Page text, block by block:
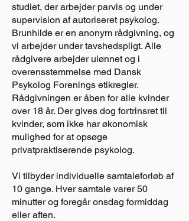
studiet, der arbejder parvis og under
supervision af autoriseret psykolog.
Brunhilde er en anonym rådgivning, og
vi arbejder under tavshedspligt. Alle
rådgivere arbejder ulønnet og i
overensstemmelse med Dansk
Psykolog Forenings etikregler.
Rådgivningen er åben for alle kvinder
over 18 år. Der gives dog fortrinsret til
kvinder, som ikke har økonomisk
mulighed for at opsøge
privatpraktiserende psykolog.
Vi tilbyder individuelle samtaleforløb af
10 gange. Hver samtale varer 50
minutter og foregår onsdag formiddag
eller aften.